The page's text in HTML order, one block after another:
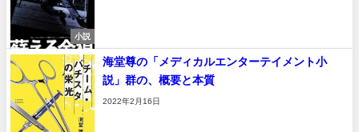
小説
海堂尊の「メディカルエンターテイメント小
説」群の、概要と本質
2022年2月16日